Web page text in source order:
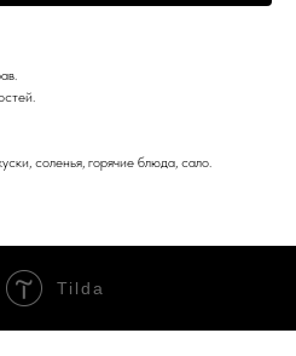
соленья, горячие блюда, сало.
Tilda